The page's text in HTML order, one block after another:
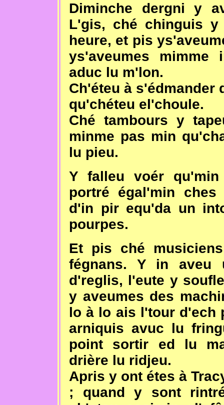
Diminche dergni y
L'gis, ché chinguis y
heure, et pis
ys'aveumes
aduc lu m'lon.
Ch'éteu à s'édmander
qu'chéteu el'choule.
Ché tambours y
minme pas min
lu pieu.
Y falleu voér
portré égal'min
d'in pir equ'da un
pourpes.
Et pis ché
fégnans. Y in aveu
d'reglis, l'eute y
y aveumes des
lo à lo ais l'tour d'ech
arniquis avuc lu
point sortir ed lu
drière lu ridjeu.
Apris y ont étes à
; quand y sont